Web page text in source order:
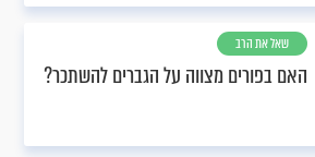
שאל את הרב
האם בפורים מצווה על הגברים להשתכר?